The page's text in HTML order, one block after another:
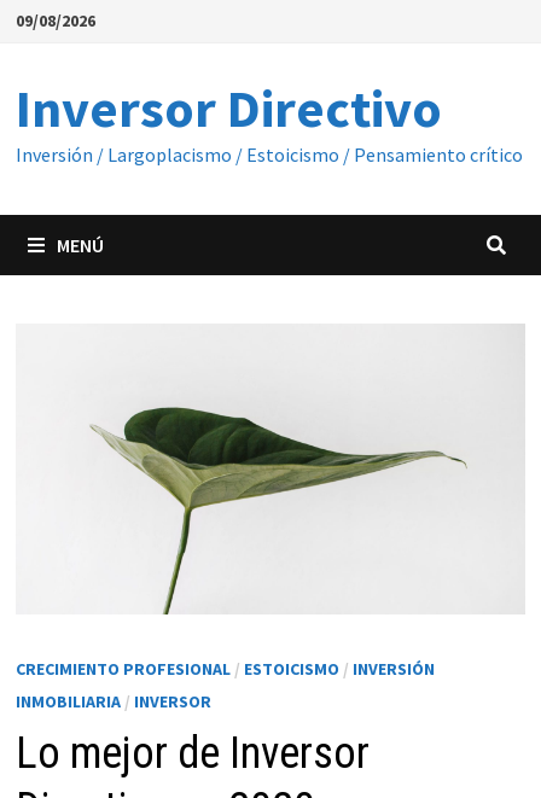
Saltar
09/08/2026
Inversor Directivo
Inversión / Largoplacismo / Estoicismo / Pensamiento crítico
MENÚ
CRECIMIENTO PROFESIONAL/ ESTOICISMO / INVERSIÓN
INMOBILIARIA/ INVERSOR
Lo mejor de Inversor